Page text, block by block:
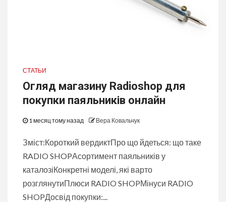
СТАТЬИ
Огляд магазину Radioshop для
покупки паяльників онлайн
1 месяц тому назад Вера Ковальчук
Зміст:Короткий вердиктПро що йдеться: що таке
RADIO SHOPАсортимент паяльників у
каталозіКонкретні моделі, які варто
розглянутиПлюси RADIO SHOPМінуси RADIO
SHOPДосвід покупки:...